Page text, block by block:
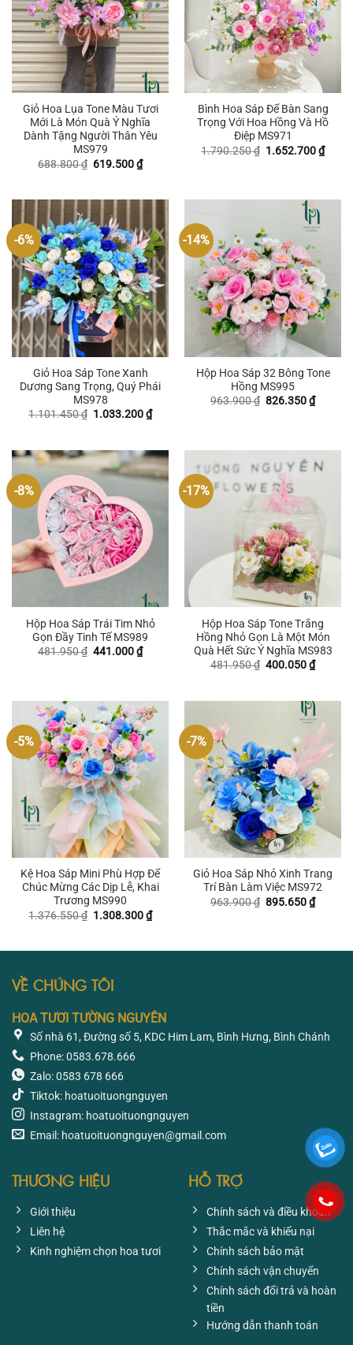
Giỏ Hoa Lụa Tone Màu Tươi
Mới Là Món Quà Ý Nghĩa
Dành Tặng Người Thân Yêu
MS979
688.800₫ Giá
619.500₫Giá
hiện
Bình Hoa Sáp Để Bàn Sang
Trọng Với Hoa Hồng Và Hồ
Điệp MS971
1.790.250₫ Giá
1.652.700₫Giá
hiện
-6%
Giỏ Hoa Sáp Tone Xanh
Dương Sang Trọng, Quý Phái
MS978
1.101.450₫ Giá
1.033.200₫Giá
hiện
1.033.200 ₫.
-14%
Hộp Hoa Sáp 32 Bông Tone
Hồng MS995
963.900₫ Giá
826.350₫Giá
hiện
-8%
Hộp Hoa Sáp Trái Tim Nhỏ
Gọn Đầy Tinh Tế MS989
481.950₫ Giá
441.000₫Giá
hiện
-17%
Hộp Hoa Sáp Tone Trắng
Hồng Nhỏ Gọn Là Một Món
Quà Hết Sức Ý Nghĩa MS983
481.950₫ Giá
400.050₫Giá
hiện
-5%
Kệ Hoa Sáp Mini Phù Hợp Để
Chúc Mừng Các Dịp Lễ, Khai
Trương MS990
1.376.550₫ Giá
1.308.300₫Giá
hiện
-7%
Giỏ Hoa Sáp Nhỏ Xinh Trang
Trí Bàn Làm Việc MS972
963.900₫ Giá
895.650₫Giá
hiện
VỀ CHÚNG TÔI
HOA TƯƠI TƯỜNG NGUYÊN
Số nhà 61, Đường số 5, KDC Him Lam, Bình Hưng, Bình Chánh
Phone: 0583.678.666
Zalo: 0583 678 666
Tiktok: hoatuoituongnguyen
Instagram: hoatuoituongnguyen
Email: hoatuoituongnguyen@gmail.com
THƯƠNG HIỆU
Giới thiệu
Liên hệ
Kinh nghiệm chọn hoa tươi
HỖ TRỢ
Chính sách và điều khoản
Thắc mắc và khiếu nại
Chính sách bảo mật
Chính sách vận chuyển
Chính sách đổi trả và hoàn
tiền
Hướng dẫn thanh toán